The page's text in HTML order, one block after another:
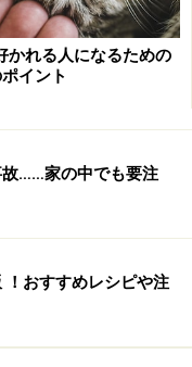
20 21 22 23 24
27 28 29 30 31
らせします。登録
内容をご確認くださ
成長）などにより個体
様に当てはまるわけで
かれる人になるための
イント
……家の中でも要注
おすすめレシピや注